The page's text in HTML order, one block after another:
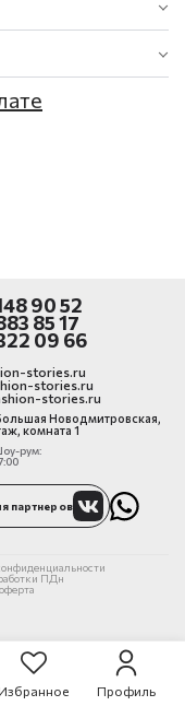
90 52
85 17
09 66
stories.ru
stories.ru
stories.ru
Новодмитровская,
комната 1
рум:
партнеров
ПДн
Избранное Профиль